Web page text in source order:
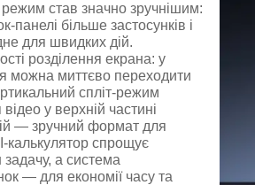
став значно зручнішим:
більше застосунків і
для швидких дій.
розділення екрана: у
можна миттєво переходити
спліт-режим
у верхній частині
— зручний формат для
калькулятор спрощує
а система
— для економії часу та